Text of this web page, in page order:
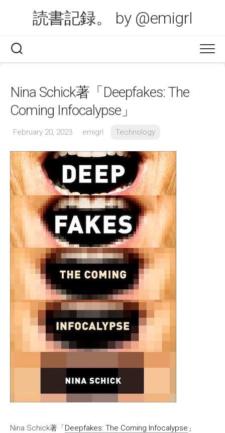
読書記録。 by @emigrl
Nina Schick著「Deepfakes: The
Coming Infocalypse」
February 20, 2023 emigrl Technology
Nina Schick著「Deepfakes: The Coming Infocalypse 」